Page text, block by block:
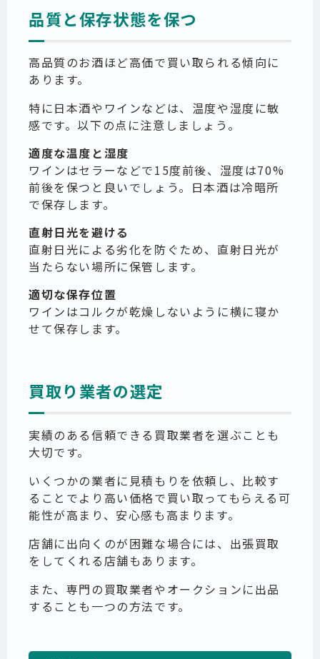
品質と保存状態を保つ
高品質のお酒ほど高価で買い取られる傾向に
あります。
特に日本酒やワインなどは、温度や湿度に敏
感です。以下の点に注意しましょう。
適度な温度と湿度
ワインはセラーなどで15度前後、湿度は70%
前後を保つと良いでしょう。日本酒は冷暗所
で保存します。
直射日光を避ける
直射日光による劣化を防ぐため、直射日光が
当たらない場所に保管します。
適切な保存位置
ワインはコルクが乾燥しないように横に寝か
せて保存します。
買取り業者の選定
実績のある信頼できる買取業者を選ぶことも
大切です。
いくつかの業者に見積もりを依頼し、比較す
ることでより高い価格で買い取ってもらえる可
能性が高まり、安心感も高まります。
店舗に出向くのが困難な場合には、出張買取
をしてくれる店舗もあります。
また、専門の買取業者やオークションに出品
することも一つの方法です。